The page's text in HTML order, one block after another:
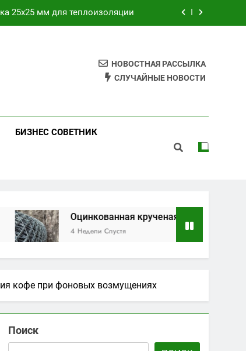
25х25 мм для теплоизоляции
и наращивания ресниц
законам № 152-ФЗ и № 242-ФЗ
25х25 мм для теплоизоляции
НОВОСТНАЯ РАССЫЛКА
СЛУЧАЙНЫЕ НОВОСТИ
БИЗНЕС СОВЕТНИК
Оцинкованная крученая сетка 25х25 мм для
4 Недели Спустя
кофе при фоновых возмущениях
Поиск